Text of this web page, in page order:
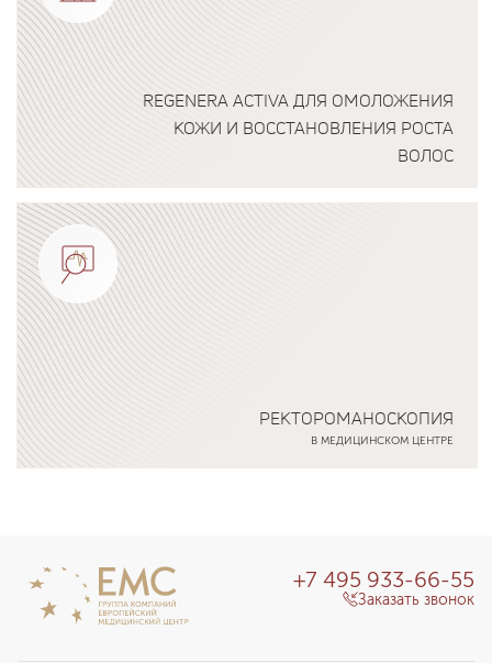
REGENERA ACTIVA ДЛЯ ОМОЛОЖЕНИЯ
КОЖИ И ВОССТАНОВЛЕНИЯ РОСТА
ВОЛОС
Подробнее о программе
РЕКТОРОМАНОСКОПИЯ
В МЕДИЦИНСКОМ ЦЕНТРЕ
+7 495 933-66-55
Заказать звонок